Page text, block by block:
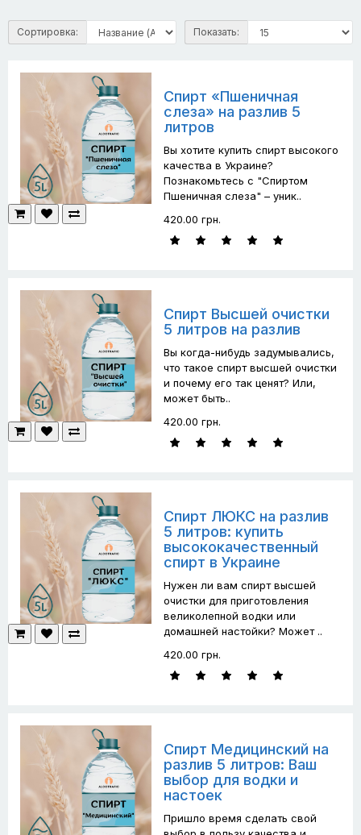
Сортировка: Показать:
Спирт «Пшеничная
слеза» на разлив 5
литров
Вы хотите купить спирт высокого
качества в Украине?
Познакомьтесь с "Спиртом
Пшеничная слеза" – уник..
420.00 грн.
Спирт Высшей очистки
5 литров на разлив
Вы когда-нибудь задумывались,
что такое спирт высшей очистки
и почему его так ценят? Или,
может быть..
420.00 грн.
Спирт ЛЮКС на разлив
5 литров: купить
высококачественный
спирт в Украине
Нужен ли вам спирт высшей
очистки для приготовления
великолепной водки или
домашней настойки? Может ..
420.00 грн.
Спирт Медицинский на
разлив 5 литров: Ваш
выбор для водки и
настоек
Пришло время сделать свой